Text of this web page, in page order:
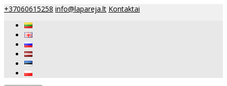
+37060615258 info@lapareja.lt Kontaktai